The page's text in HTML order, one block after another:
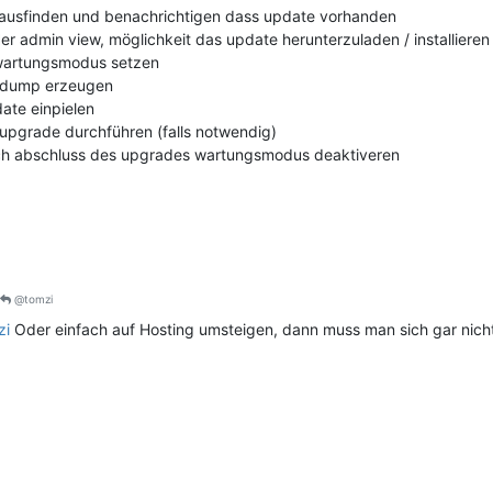
und benachrichtigen dass update vorhanden
admin view, möglichkeit das update herunterzuladen / installieren
setzen
erzeugen
einpielen
durchführen (falls notwendig)
abschluss des upgrades wartungsmodus deaktiveren
@tomzi
Oder einfach auf Hosting umsteigen, dann muss man sich gar